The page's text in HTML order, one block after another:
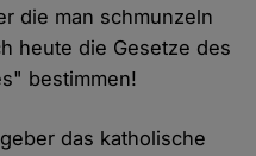
die man schmunzeln
heute die Gesetze des
bestimmen!
das katholische